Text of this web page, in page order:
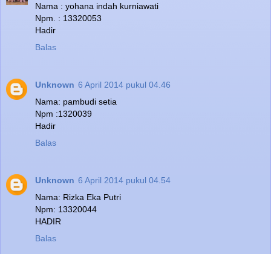
Nama : yohana indah kurniawati
Npm. : 13320053
Hadir
Balas
Unknown 6 April 2014 pukul 04.46
Nama: pambudi setia
Npm :1320039
Hadir
Balas
Unknown 6 April 2014 pukul 04.54
Nama: Rizka Eka Putri
Npm: 13320044
HADIR
Balas